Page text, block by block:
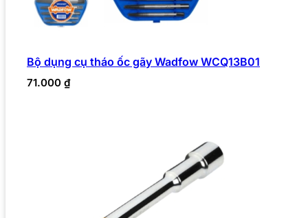
Bộ dụng cụ tháo ốc gãy Wadfow WCQ13B01
71.000 ₫